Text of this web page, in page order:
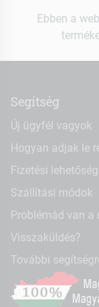
Ebben a
Segítség
Új ügyfél vagyok
Hogyan adjak le
Fizetési
Szállítási módok
Problémád van a
Visszaküldés?
További